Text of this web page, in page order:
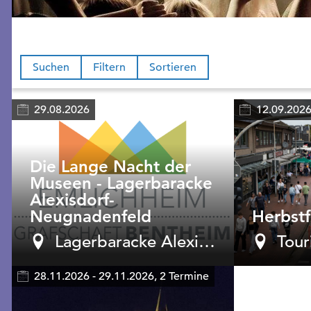
Suchen Filtern Sortieren
29.08.2026
Die Lange Nacht der
Museen - Lagerbaracke
Alexisdorf-
Neugnadenfeld
Lagerbaracke Alexisdorf - Neugnadenfeld
28.11.2026 - 29.11.2026, 2 Termine